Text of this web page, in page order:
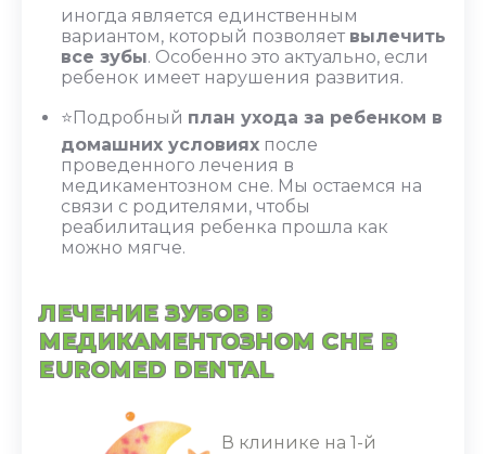
иногда является единственным
вариантом, который позволяет вылечить
все зубы. Особенно это актуально, если
ребенок имеет нарушения развития.
⭐Подробный план ухода за ребенком в
домашних условиях после
проведенного лечения в
медикаментозном сне. Мы остаемся на
связи с родителями, чтобы
реабилитация ребенка прошла как
можно мягче.
ЛЕЧЕНИЕ ЗУБОВ В
МЕДИКАМЕНТОЗНОМ СНЕ В
EUROMED DENTAL
В клинике на 1-й